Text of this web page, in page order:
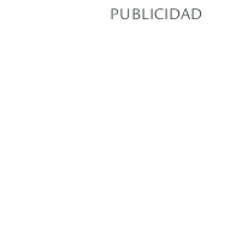
PUBLICIDAD